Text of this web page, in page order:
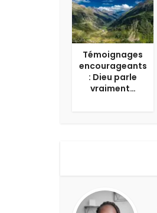
Témoignages
encourageants
: Dieu parle
vraiment…